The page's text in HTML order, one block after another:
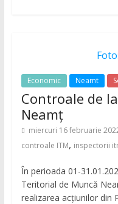
Economic Neamt
Controale de
Neamț
miercuri 16 februarie
controale ITM, inspectorii
În perioada 01-
Teritorial de Muncă
realizarea acţiunilor din